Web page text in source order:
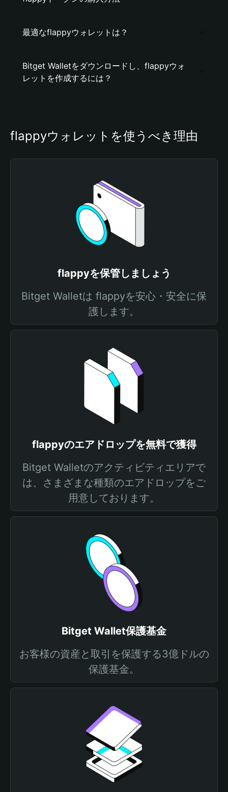
最適なflappyウォレットは？
Bitget Walletをダウンロードし、flappyウォ
レットを作成するには？
flappyウォレットを使うべき理由
flappyを保管しましょう
Bitget Walletは flappyを安心・安全に保
護します。
flappyのエアドロップを無料で獲得
Bitget Walletのアクティビティエリアで
は、さまざまな種類のエアドロップをご
用意しております。
Bitget Wallet保護基金
お客様の資産と取引を保護する3億ドルの
保護基金。